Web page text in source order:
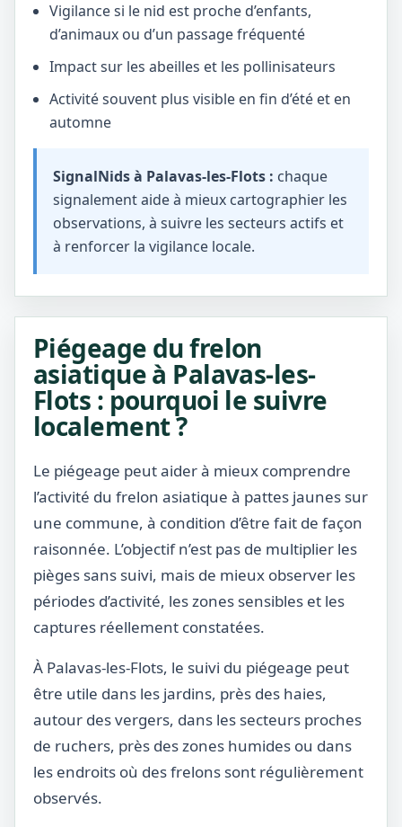
Vigilance si le nid est proche d’enfants,
d’animaux ou d’un passage fréquenté
Impact sur les abeilles et les pollinisateurs
Activité souvent plus visible en fin d’été et en
automne
SignalNids à Palavas-les-Flots : chaque
signalement aide à mieux cartographier les
observations, à suivre les secteurs actifs et
à renforcer la vigilance locale.
Piégeage du frelon
asiatique à Palavas-les-
Flots : pourquoi le suivre
localement ?
Le piégeage peut aider à mieux comprendre
l’activité du frelon asiatique à pattes jaunes sur
une commune, à condition d’être fait de façon
raisonnée. L’objectif n’est pas de multiplier les
pièges sans suivi, mais de mieux observer les
périodes d’activité, les zones sensibles et les
captures réellement constatées.
À Palavas-les-Flots, le suivi du piégeage peut
être utile dans les jardins, près des haies,
autour des vergers, dans les secteurs proches
de ruchers, près des zones humides ou dans
les endroits où des frelons sont régulièrement
observés.